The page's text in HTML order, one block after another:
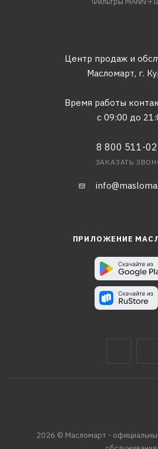
Центр продаж и
Масломарт, г.
Время работы
с 09:00 до
8 800 511-
ЗАКАЗАТЬ
ПРИЛОЖЕНИЕ
2026 © Масломарт -